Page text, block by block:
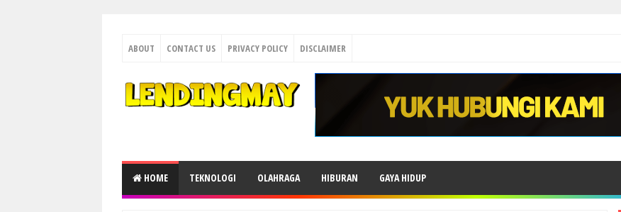
ABOUT CONTACT US PRIVACY POLICY DISCLAIMER
HOME TEKNOLOGI OLAHRAGA HIBURAN GAYA HIDUP